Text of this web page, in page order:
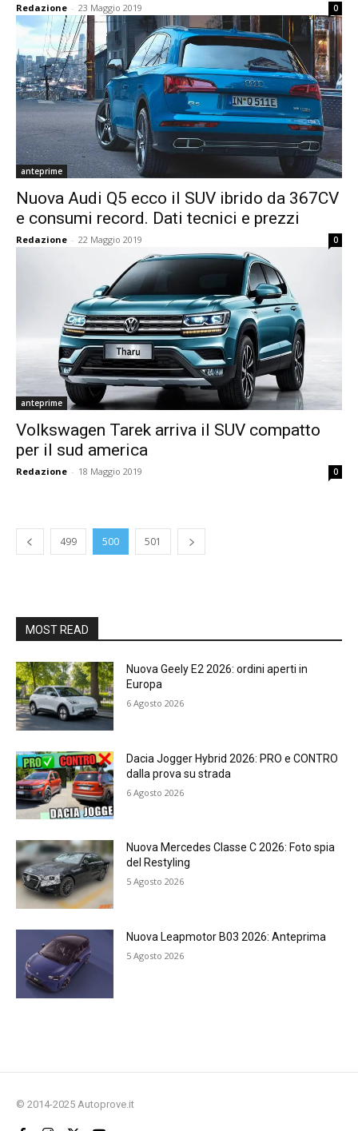
Redazione - 23 Maggio 2019 0
anteprime
Nuova Audi Q5 ecco il SUV ibrido da 367CV
e consumi record. Dati tecnici e prezzi
Redazione - 22 Maggio 2019 0
anteprime
Volkswagen Tarek arriva il SUV compatto
per il sud america
Redazione - 18 Maggio 2019 0
499 500 501
MOST READ
Nuova Geely E2 2026: ordini aperti in
Europa
6 Agosto 2026
Dacia Jogger Hybrid 2026: PRO e CONTRO
dalla prova su strada
6 Agosto 2026
Nuova Mercedes Classe C 2026: Foto spia
del Restyling
5 Agosto 2026
Nuova Leapmotor B03 2026: Anteprima
5 Agosto 2026
© 2014-2025 Autoprove.it